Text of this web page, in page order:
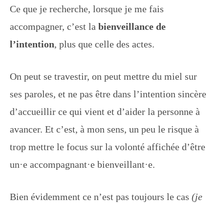
Ce que je recherche, lorsque je me fais
accompagner, c’est la bienveillance de
l’intention, plus que celle des actes.
On peut se travestir, on peut mettre du miel sur
ses paroles, et ne pas être dans l’intention sincère
d’accueillir ce qui vient et d’aider la personne à
avancer. Et c’est, à mon sens, un peu le risque à
trop mettre le focus sur la volonté affichée d’être
un·e accompagnant·e bienveillant·e.
Bien évidemment ce n’est pas toujours le cas (je